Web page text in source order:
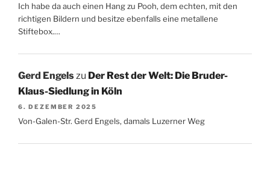
Ich habe da auch einen Hang zu Pooh, dem echten, mit den
richtigen Bildern und besitze ebenfalls eine metallene
Stiftebox.…
Gerd Engelszu Der Rest der Welt: Die Bruder-
Klaus-Siedlung in Köln
6. DEZEMBER 2025
Von-Galen-Str. Gerd Engels, damals Luzerner Weg